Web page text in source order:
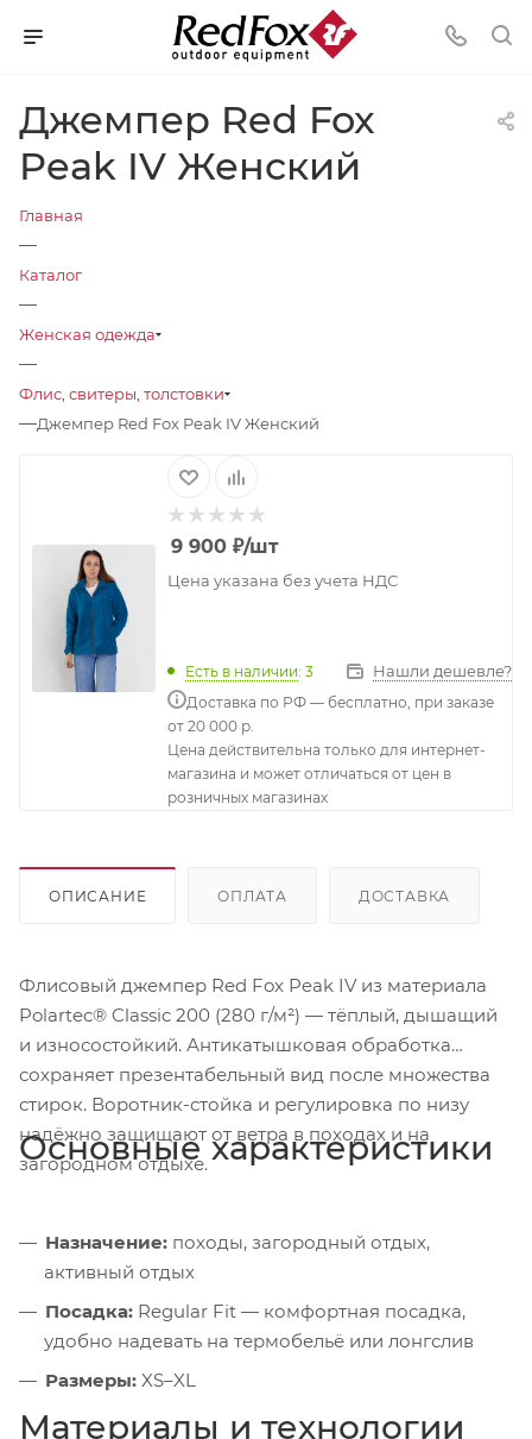
Джемпер Red Fox
Peak IV Женский
Главная
—
Каталог
—
Женская одежда
—
Флис, свитеры, толстовки
—Джемпер Red Fox Peak IV Женский
9 900 ₽/шт
Цена указана без учета НДС
Есть в наличии: 3 Нашли дешевле?
Доставка по РФ — бесплатно, при заказе
от 20 000 р.
Цена действительна только для интернет-
магазина и может отличаться от цен в
розничных магазинах
ОПИСАНИЕ ОПЛАТА ДОСТАВКА
Флисовый джемпер Red Fox Peak IV из материала
Polartec® Classic 200 (280 г/м²) — тёплый, дышащий
и износостойкий. Антикатышковая обработка
сохраняет презентабельный вид после множества
стирок. Воротник-стойка и регулировка по низу
надёжно защищают от ветра в походах и на
загородном отдыхе.
Основные характеристики
Назначение: походы, загородный отдых,
активный отдых
Посадка: Regular Fit — комфортная посадка,
удобно надевать на термобельё или лонгслив
Размеры: XS–XL
Материалы и технологии